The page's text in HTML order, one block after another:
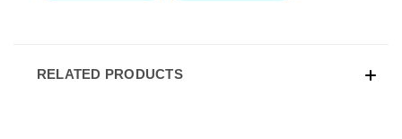
RELATED PRODUCTS